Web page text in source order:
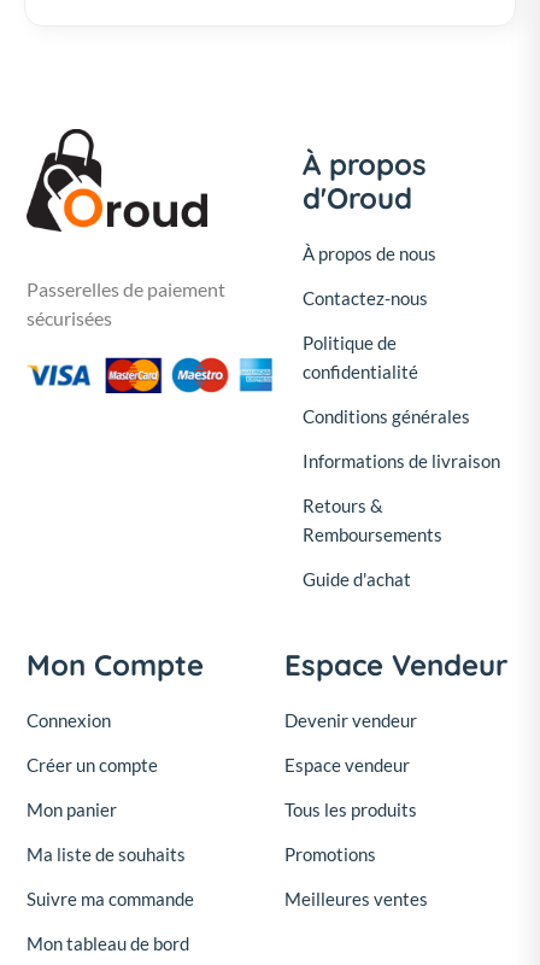
Passerelles de paiement
sécurisées
À propos
d'Oroud
À propos de nous
Contactez-nous
Politique de
confidentialité
Conditions générales
Informations de livraison
Retours &
Remboursements
Guide d'achat
Mon Compte
Connexion
Créer un compte
Mon panier
Ma liste de souhaits
Suivre ma commande
Mon tableau de bord
Espace Vendeur
Devenir vendeur
Espace vendeur
Tous les produits
Promotions
Meilleures ventes